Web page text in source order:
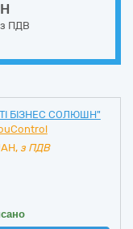
ПДВ
БІЗНЕС СОЛЮШН"
з ПДВ